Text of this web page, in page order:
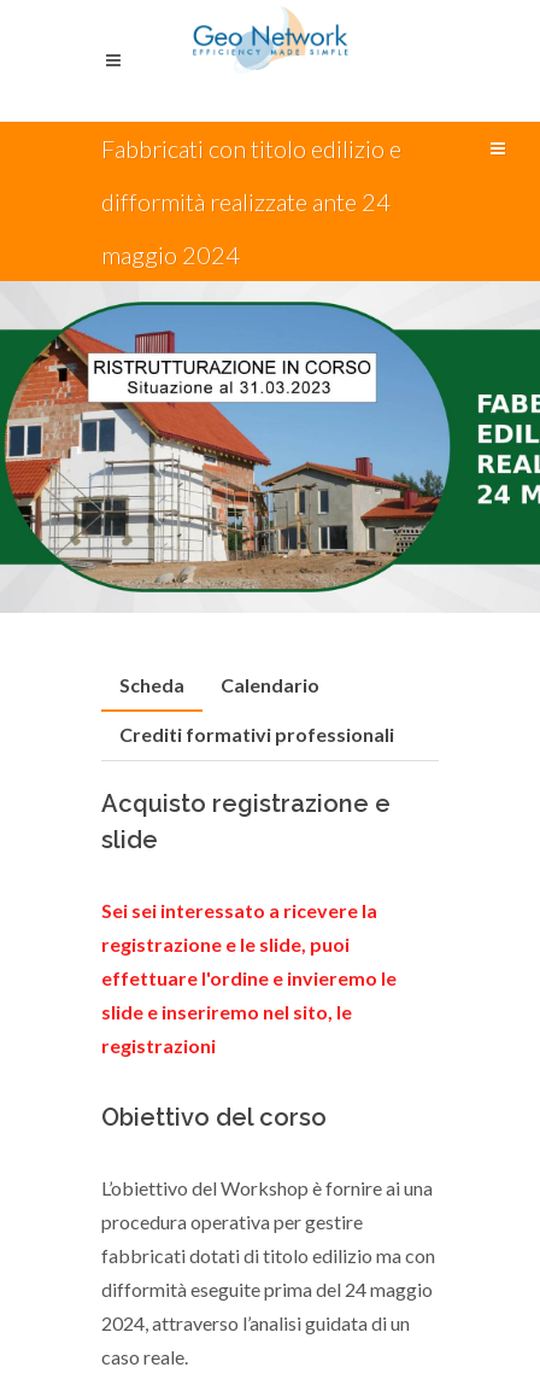
Fabbricati con titolo edilizio e
difformità realizzate ante 24
maggio 2024
Scheda Calendario
Crediti formativi professionali
Acquisto registrazione e
slide
Sei sei interessato a ricevere la
registrazione e le slide, puoi
effettuare l'ordine e invieremo le
slide e inseriremo nel sito, le
registrazioni
Obiettivo del corso
L’obiettivo del Workshop è fornire ai una
procedura operativa per gestire
fabbricati dotati di titolo edilizio ma con
difformità eseguite prima del 24 maggio
2024, attraverso l’analisi guidata di un
caso reale.